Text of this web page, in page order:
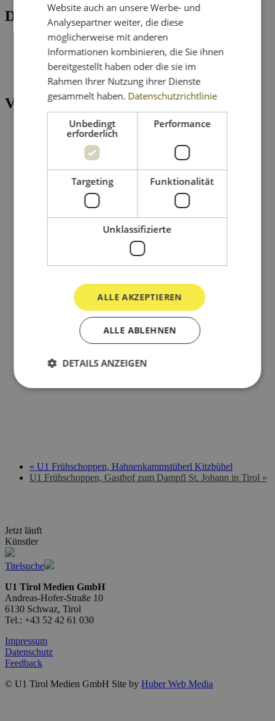
Details
Datum: 19.
September
07:00 - 10:00
Veranstaltungsort
anzeigen
« U1 Frühschoppen, Hahnenkammstüberl Kitzbühel
U1 Frühschoppen, Gasthof zum Dampfl St. Johann in Tirol »
Jetzt läuft
Künstler
Titelsuche
U1 Tirol Medien GmbH
Andreas-Hofer-Straße 10
6130 Schwaz, Tirol
Tel.: +43 52 42 61 030
Impressum
Datenschutz
Feedback
© U1 Tirol Medien GmbH Site by Huber Web Media
Website auch an unsere Werbe- und
Analysepartner weiter, die diese
möglicherweise mit anderen
Informationen kombinieren, die Sie ihnen
bereitgestellt haben oder die sie im
Rahmen Ihrer Nutzung ihrer Dienste
gesammelt haben. Datenschutzrichtlinie
Unbedingt
erforderlich
Performance
Targeting Funktionalität
Unklassifizierte
ALLE AKZEPTIEREN
ALLE ABLEHNEN
DETAILS ANZEIGEN